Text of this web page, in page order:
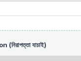
যাচাই)